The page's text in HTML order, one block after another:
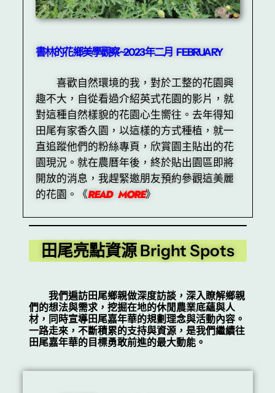
書林的花鄉美學觀察~2023年二月 FEBRUARY
喜歡自然環境的我，對於工整的花園興
趣不大，自從看過介紹英式花園的影片，就
對這種自然樣貌的花園心生嚮往。去年得知
田尾有家香久園，以這樣的方式種植，就一
直追蹤他們的粉絲專頁，欣賞園主貼出的花
園現況。就在農曆年後，終於貼出園區即將
開放的消息，我趕緊邀朋友預約參觀這美麗
的花園。《READ MORE》
田尾亮點資源 Bright Spots
我們遍訪田尾鄉親做深度訪談，深入瞭解鄉親
們的想法與需求，挖掘在地的休閒農業底蘊與人
材，同時宣導田尾嘉年華的規劃理念與活動內容。
一路走來，不斷積累的支持與資源，是我們繼續往
田尾嘉年華的目標勇敢前進的最大動能。